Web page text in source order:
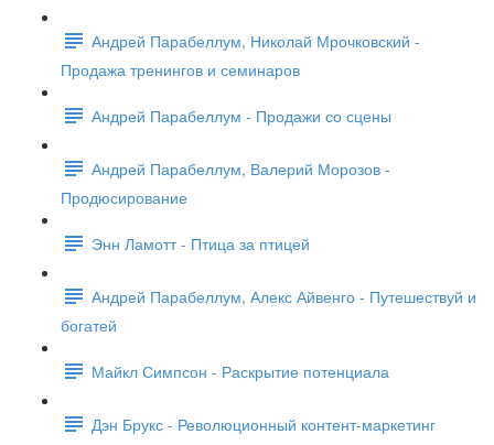
Андрей Парабеллум, Николай Мрочковский -
Продажа тренингов и семинаров
Андрей Парабеллум - Продажи со сцены
Андрей Парабеллум, Валерий Морозов -
Продюсирование
Энн Ламотт - Птица за птицей
Андрей Парабеллум, Алекс Айвенго - Путешествуй и
богатей
Майкл Симпсон - Раскрытие потенциала
Дэн Брукс - Революционный контент-маркетинг